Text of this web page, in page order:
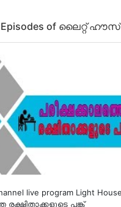
Episodes of ലൈറ്റ് ഹൗസ്
live program Light
പങ്ക്